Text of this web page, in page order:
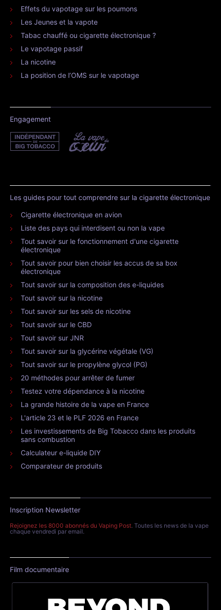
Effets du vapotage sur les poumons
Les Jeunes et la vapote
Tabac chauffé ou cigarette électronique ?
Le vapotage passif
La nicotine
La position de l’OMS sur le vapotage
Engagement
Les guides pour tout comprendre sur la cigarette électronique
Cigarette électronique en avion
Liste des pays qui interdisent ou non la vape
Tout savoir sur le fonctionnement d'une cigarette
électronique
Tout savoir pour bien choisir les accus de sa box
électronique
Tout savoir sur la composition des e-liquides
Tout savoir sur la nicotine
Tout savoir sur les sels de nicotine
Tout savoir sur le CBD
Tout savoir sur JNR
Tout savoir sur la glycérine végétale (VG)
Tout savoir sur le propylène glycol (PG)
20 méthodes pour arrêter de fumer
Testez votre dépendance à la nicotine
La grande histoire de la vape en France
L'article 23 et le PLF 2026 en France
Les investissements de Big Tobacco dans les produits
sans combustion
Calculateur e-liquide DIY
Comparateur de produits
Inscription Newsletter
Rejoignez les 8000 abonnés du Vaping Post. Toutes les news de la vape
chaque vendredi par email.
Film documentaire